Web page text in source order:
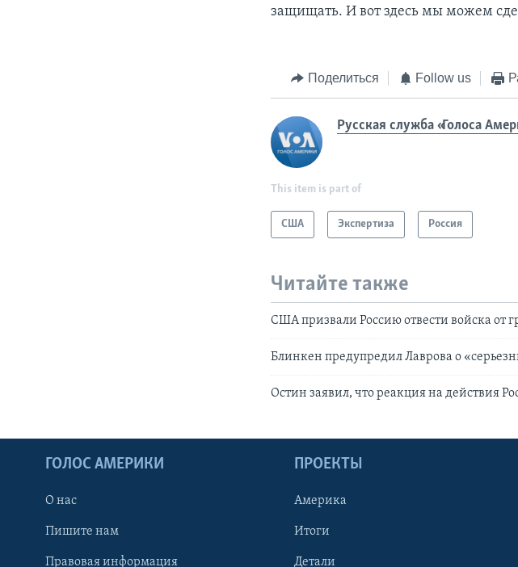
защищать. И вот здесь мы можем
Поделиться Follow us
Русская служба «Голоса
This item is part of
США Экспертиза Россия
Читайте также
США призвали Россию отвести войска от
Блинкен предупредил Лаврова о
Остин заявил, что реакция на действия
ГОЛОС АМЕРИКИ
О нас
Пишите нам
Правовая информация
ПРОЕКТЫ
Америка
Итоги
Детали